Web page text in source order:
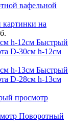
картинки на
Быстрый
D-30см h-12см
Быстрый
D-28см h-13см
просмотр
Поворотный